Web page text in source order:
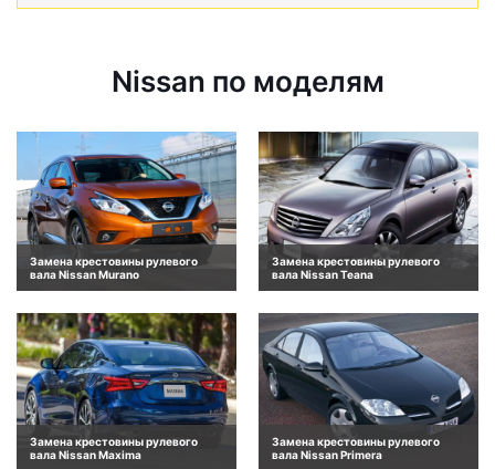
Nissan по моделям
Замена крестовины рулевого
вала Nissan Murano
Замена крестовины рулевого
вала Nissan Teana
Замена крестовины рулевого
вала Nissan Maxima
Замена крестовины рулевого
вала Nissan Primera